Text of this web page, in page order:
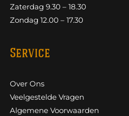
Zaterdag 9.30 – 18.30
Zondag 12.00 – 17.30
Service
Over Ons
Veelgestelde Vragen
Algemene Voorwaarden